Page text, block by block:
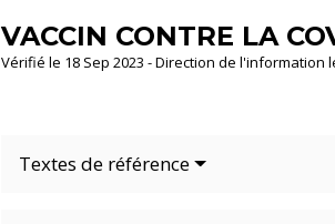
VACCIN CONTRE LA
Vérifié le 18 Sep 2023 - Direction de
Textes de référence